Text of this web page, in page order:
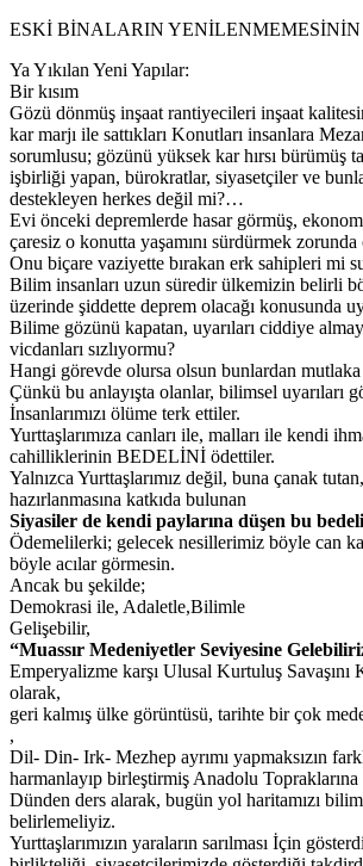
ESKİ BİNALARIN YENİLENMEMESİNİN
Ya Yıkılan Yeni Yapılar:
Bir kısım
Gözü dönmüş inşaat rantiyecileri inşaat
kar marjı ile sattıkları Konutları insanlara
sorumlusu; gözünü yüksek kar hırsı bürümüş
işbirliği yapan, bürokratlar, siyasetçiler ve
destekleyen herkes değil mi?…
Evi önceki depremlerde hasar görmüş,
çaresiz o konutta yaşamını sürdürmek zorunda
Onu biçare vaziyette bırakan erk sahipleri mi
Bilim insanları uzun süredir ülkemizin belirli
üzerinde şiddette deprem olacağı konusunda
Bilime gözünü kapatan, uyarıları ciddiye
vicdanları sızlıyormu?
Hangi görevde olursa olsun bunlardan mutlaka
Çünkü bu anlayışta olanlar, bilimsel uyarıları
İnsanlarımızı ölüme terk ettiler.
Yurttaşlarımıza canları ile, malları ile kendi
cahilliklerinin BEDELİNİ ödettiler.
Yalnızca Yurttaşlarımız değil, buna çanak
hazırlanmasına katkıda bulunan
Siyasiler de kendi paylarına düşen bu
Ödemelilerki; gelecek nesillerimiz böyle can
böyle acılar görmesin.
Ancak bu şekilde;
Demokrasi ile, Adaletle,Bilimle
Gelişebilir,
“Muassır Medeniyetler Seviyesine
Emperyalizme karşı Ulusal Kurtuluş Savaşını
olarak,
geri kalmış ülke görüntüsü, tarihte bir çok
,
Dil- Din- Irk- Mezhep ayrımı yapmaksızın
harmanlayıp birleştirmiş Anadolu Topraklarına
Dünden ders alarak, bugün yol haritamızı
belirlemeliyiz.
Yurttaşlarımızın yaraların sarılması İçin